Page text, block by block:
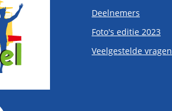
Deelnemers
Foto's editie 2023
Veelgestelde vragen